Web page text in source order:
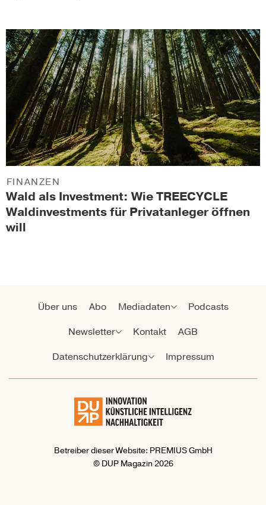
Wald als Investment: Wie TREECYCLE
Waldinvestments für Privatanleger öffnen
will
FINANZEN
Über uns Abo Mediadaten
Podcasts
Newsletter
Kontakt
AGB
Datenschutzerklärung
Impressum
Betreiber dieser Website: PREMIUS GmbH
© DUP Magazin 2026